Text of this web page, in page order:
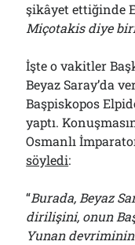
şikâyet ettiğinde
Miçotakis diye
İşte o vakitler
Beyaz Saray’da
Başpiskopos
yaptı.
Osmanlı
söyledi:
“Burada, Beyaz
dirilişini, onun
Yunan